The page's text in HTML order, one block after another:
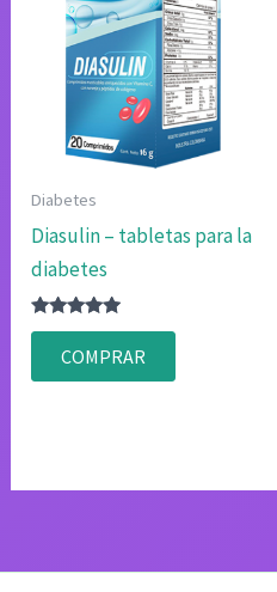
Diabetes
Diasulin – tabletas para la
diabetes
Valorado
4.75
de 5
COMPRAR